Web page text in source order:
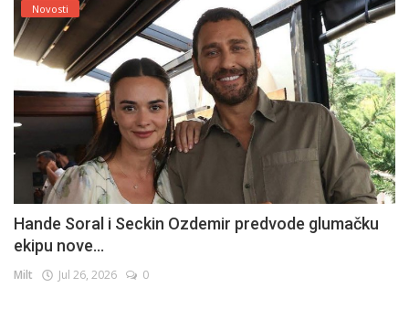
Novosti
Hande Soral i Seckin Ozdemir predvode glumačku
ekipu nove...
Milt Jul 26, 2026 0